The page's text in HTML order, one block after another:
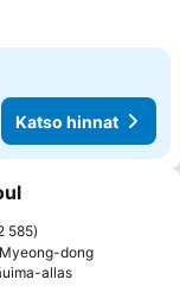
Katso hinnat
585
dong
allasKatso